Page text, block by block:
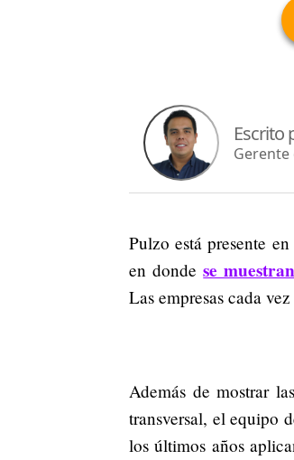
Escrito
Pulzo está presente
en dondese
Las empresas cada
Además de mostrar
transversal, el equipo
los últimos años